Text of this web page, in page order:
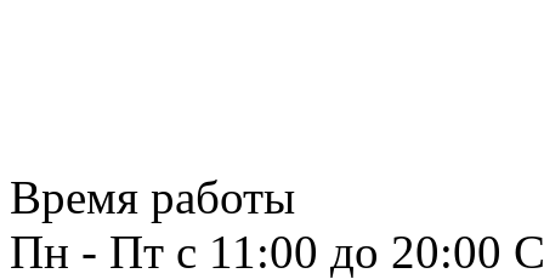
Время работы
Пн - Пт с 11:00 до 20:00